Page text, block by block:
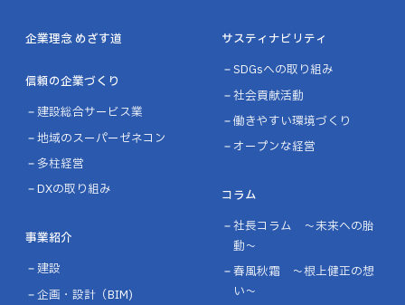
企業理念 めざす道
信頼の企業づくり
建設総合サービス業
地域のスーパーゼネコン
多柱経営
DXの取り組み
事業紹介
建設
企画・設計（BIM)
サスティナビリティ
SDGsへの取り組み
社会貢献活動
働きやすい環境づくり
オープンな経営
コラム
社長コラム ～未来への胎
動～
春風秋霜 ～根上健正の想
い～